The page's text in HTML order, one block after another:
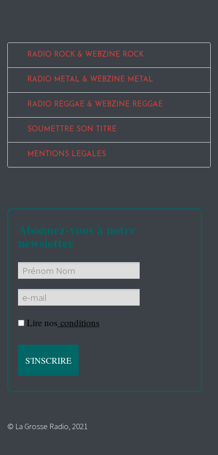
RADIO ROCK & WEBZINE ROCK
RADIO METAL & WEBZINE METAL
RADIO REGGAE & WEBZINE REGGAE
SOUMETTRE SON TITRE
MENTIONS LEGALES
Abonnez-vous à notre
newsletter
Lire nos conditions
© La Grosse Radio, 2021